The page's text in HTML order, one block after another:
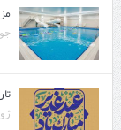
ژوئن